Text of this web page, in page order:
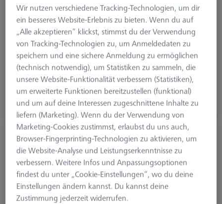
Schaftmaterial
Hartmetall
System
M5
Messlänge (ML)
48.0 mm
Ø Schaft (DS)
3.5 mm
Tasterform
Gerade
CHF 840.00
zzgl. USt.
Längere Lieferzeit
Taster gerade M5, DK6 L100 D!S mono
626115-0229-100
Wir nutzen verschiedene Tracking-Technologien, um dir
ein besseres Website-Erlebnis zu bieten. Wenn du auf
„Alle akzeptieren“ klickst, stimmst du der Verwendung
von Tracking-Technologien zu, um Anmeldedaten zu
speichern und eine sichere Anmeldung zu ermöglichen
(technisch notwendig), um Statistiken zu sammeln, die
unsere Website-Funktionalität verbessern (Statistiken),
um erweiterte Funktionen bereitzustellen (funktional)
und um auf deine Interessen zugeschnittene Inhalte zu
liefern (Marketing). Wenn du der Verwendung von
Marketing-Cookies zustimmst, erlaubst du uns auch,
Browser-Fingerprinting-Technologien zu aktivieren, um
die Website-Analyse und Leistungserkenntnisse zu
verbessern. Weitere Infos und Anpassungsoptionen
findest du unter „Cookie-Einstellungen“, wo du deine
Einstellungen ändern kannst. Du kannst deine
Zustimmung jederzeit widerrufen.